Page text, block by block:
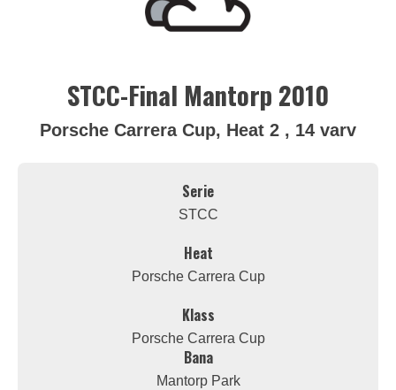
STCC-Final Mantorp 2010
Porsche Carrera Cup, Heat 2 , 14 varv
Serie
STCC
Heat
Porsche Carrera Cup
Klass
Porsche Carrera Cup
Bana
Mantorp Park